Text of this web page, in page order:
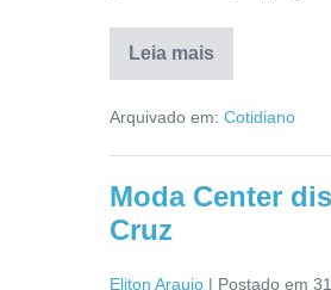
Leia mais
Arquivado em: Cotidiano
Moda Center
Cruz
Eliton Araujo | Postado em